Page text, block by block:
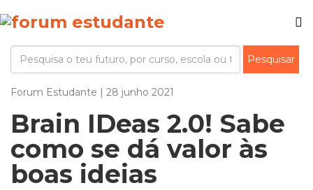
Forum Estudante | 28 junho 2021
Brain IDeas 2.0! Sabe
como se dá valor às
boas ideias